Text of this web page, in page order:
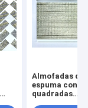
Almofadas de
espuma
quadradas